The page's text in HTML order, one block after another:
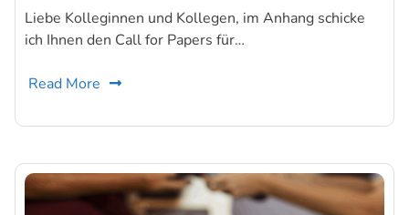
Liebe Kolleginnen und Kollegen, im Anhang schicke
ich Ihnen den Call for Papers für…
Read More